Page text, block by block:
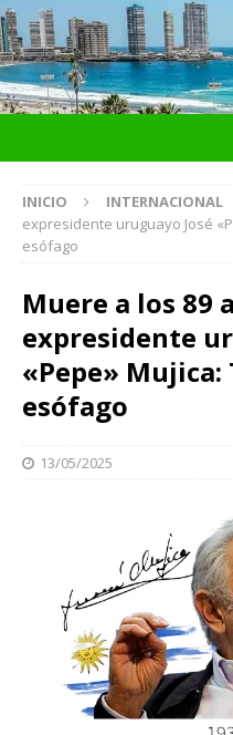
INICIO INTERNACIONAL
expresidente uruguayo José
esófago
Muere a los 89
expresidente
«Pepe» Mujica:
esófago
13/05/2025